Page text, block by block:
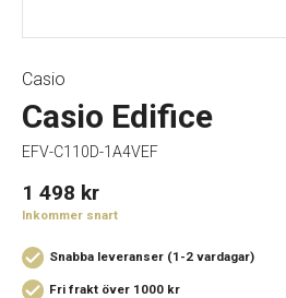
Casio
Casio Edifice
EFV-C110D-1A4VEF
1 498 kr
Inkommer snart
Snabba leveranser (1-2 vardagar)
Fri frakt över 1000 kr